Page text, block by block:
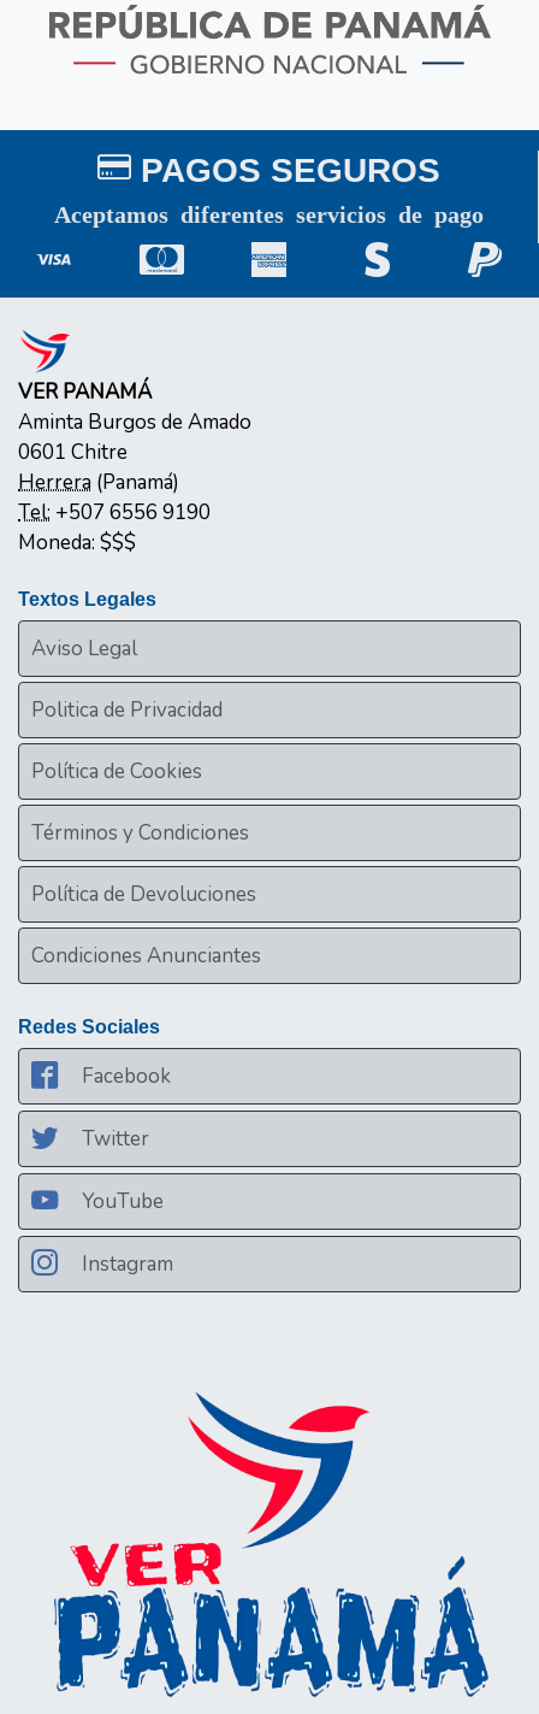
PAGOS SEGUROS
Aceptamos diferentes servicios de pago
VER PANAMÁ
Aminta Burgos de Amado
0601 Chitre
Herrera (Panamá)
Tel: +507 6556 9190
Moneda: $$$
Textos Legales
Aviso Legal
Politica de Privacidad
Política de Cookies
Términos y Condiciones
Política de Devoluciones
Condiciones Anunciantes
Redes Sociales
Facebook
Twitter
YouTube
Instagram